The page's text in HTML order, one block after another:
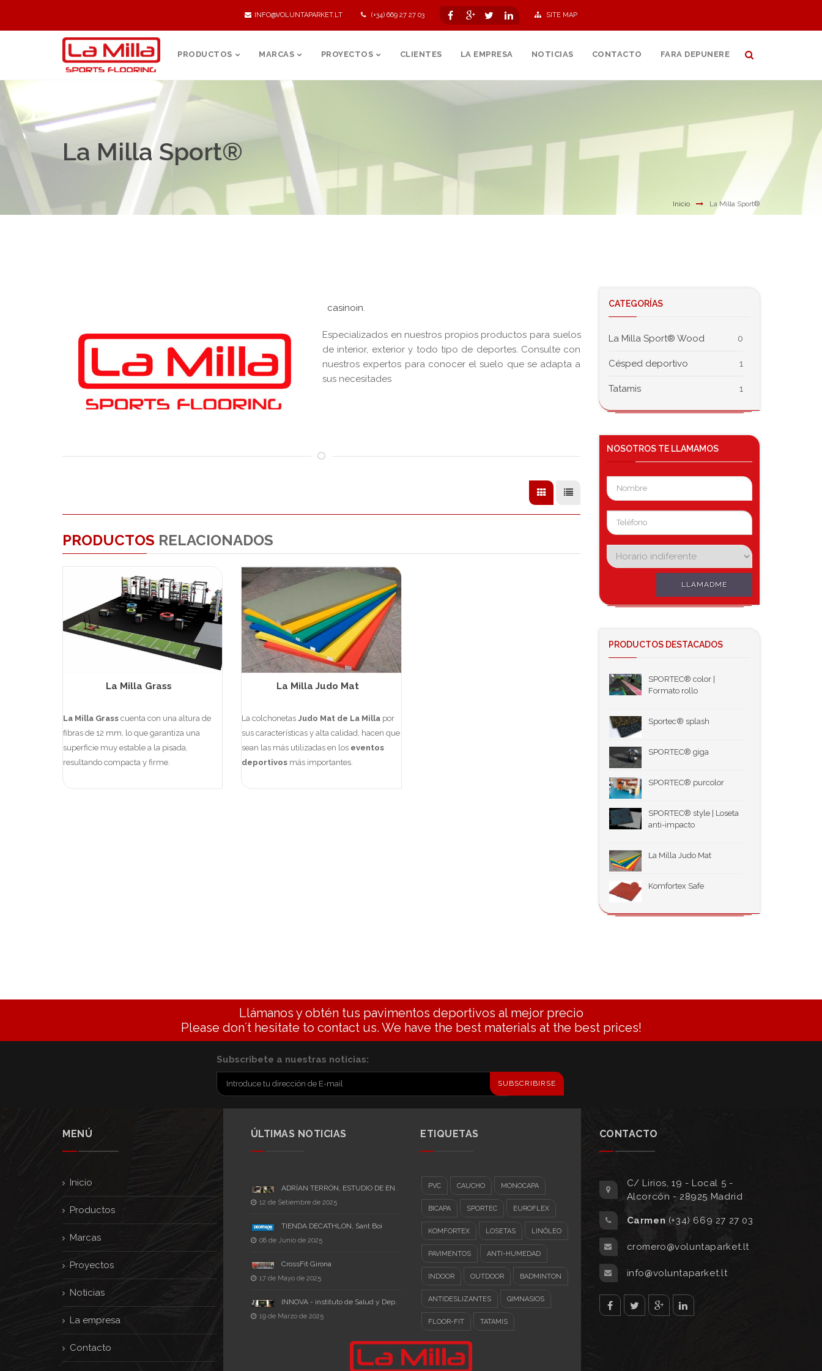
INFO@VOLUNTAPARKET.LT (+34) 669 27 27 03 SITE MAP
PRODUCTOS MARCAS PROYECTOS CLIENTES LA EMPRESA NOTICIAS CONTACTO FARA DEPUNERE
La Milla Sport®
Inicio La Milla Sport®
casinoin.
Especializados en nuestros propios productos para suelos
de interior, exterior y todo tipo de deportes. Consulte con
nuestros expertos para conocer el suelo que se adapta a
sus necesitades
PRODUCTOS RELACIONADOS
La Milla Grass
La Milla Grass cuenta con una altura de
fibras de 12 mm, lo que garantiza una
superficie muy estable a la pisada,
resultando compacta y firme.
La Milla Judo Mat
La colchonetasJudo Mat de La Milla por
sus características y alta calidad, hacen que
sean las más utilizadas en los eventos
deportivos más importantes.
CATEGORÍAS
La Milla Sport® Wood 0
Césped deportivo 1
Tatamis 1
NOSOTROS TE LLAMAMOS
LLAMADME
PRODUCTOS DESTACADOS
SPORTEC® color |
Formato rollo
Sportec® splash
SPORTEC® giga
SPORTEC® purcolor
SPORTEC® style | Loseta
anti-impacto
La Milla Judo Mat
Komfortex Safe
Llámanos y obtén tus pavimentos deportivos al mejor precio
Please don´t hesitate to contact us. We have the best materials at the best prices!
Subscribete a nuestras noticias:
SUBSCRIBIRSE
MENÚ
Inicio
Productos
Marcas
Proyectos
Noticias
La empresa
Contacto
ÚLTIMAS NOTICIAS
ADRÍAN TERRÓN, ESTUDIO DE ENTRENAMIENTO PERSONAL
12 de Setiembre de 2025
TIENDA DECATHLON, Sant Boi
08 de Junio de 2025
CrossFit Girona
17 de Mayo de 2025
INNOVA - instituto de Salud y Deporte
19 de Marzo de 2025
ETIQUETAS
PVC CAUCHO MONOCAPA
BICAPA SPORTEC EUROFLEX
KOMFORTEX LOSETAS LINÓLEO
PAVIMENTOS ANTI-HUMEDAD
INDOOR OUTDOOR BADMINTON
ANTIDESLIZANTES GIMNASIOS
FLOOR-FIT TATAMIS
CONTACTO
C/ Lirios, 19 - Local 5 -
Alcorcón - 28925 Madrid
Carmen(+34) 669 27 27 03
cromero@voluntaparket.lt
info@voluntaparket.lt